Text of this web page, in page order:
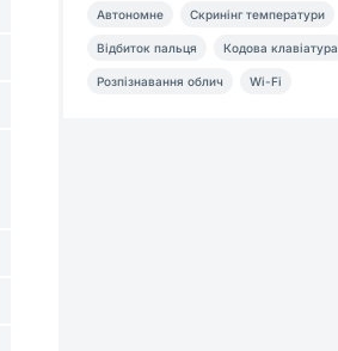
Автономне Скринінг температури
Відбиток пальця Кодова клавіатура
Розпізнавання облич Wi-Fi